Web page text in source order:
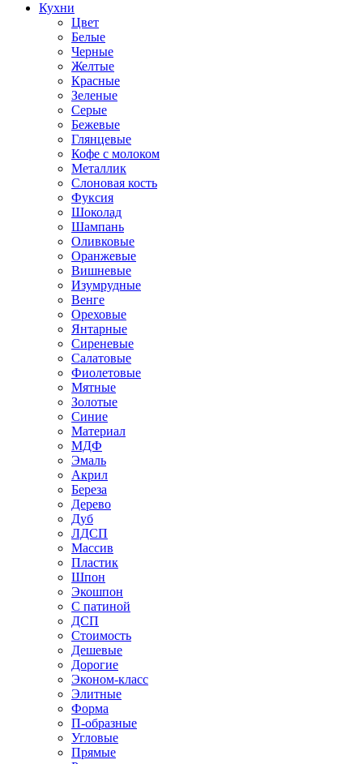
Кухни
Цвет
Белые
Черные
Желтые
Красные
Зеленые
Серые
Бежевые
Глянцевые
Кофе с молоком
Металлик
Слоновая кость
Фуксия
Шоколад
Шампань
Оливковые
Оранжевые
Вишневые
Изумрудные
Венге
Ореховые
Янтарные
Сиреневые
Салатовые
Фиолетовые
Мятные
Золотые
Синие
Материал
МДФ
Эмаль
Акрил
Береза
Дерево
Дуб
ЛДСП
Массив
Пластик
Шпон
Экошпон
С патиной
ДСП
Стоимость
Дешевые
Дорогие
Эконом-класс
Элитные
Форма
П-образные
Угловые
Прямые